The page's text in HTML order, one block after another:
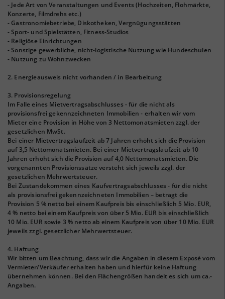
- Jede Art von Veranstaltungen und Events (Hochzeiten, Flohmärkte,
Konzerte, Filmdrehs etc.)
- Gastronomiebetriebe, Diskotheken, Vergnügungsstätten
- Sport- und Spielstätten, Fitness-Studios
- Religiöse Einrichtungen
- Sonstige gewerbliche, nicht-logistische Nutzung wie Hundeschulen
- Nutzung zu Wohnzwecken
2. Energieausweis nicht vorhanden / in Bearbeitung
3. Provisionsregelung
Im Falle eines Mietvertragsabschlusses - für die nicht als
provisionsfrei gekennzeichneten Immobilien - erhalten wir vom
Mieter eine Provision in Höhe von 3 Nettomonatsmieten zzgl. der
gesetzlichen MwSt.
Bei einer Mietvertragslaufzeit ab 7 Jahren erhöht sich die Provision
auf 3,5 Nettomonatsmieten. Bei einer Mietvertragslaufzeit ab 10
Jahren erhöht sich die Provision auf 4,0 Nettomonatsmieten. Die
vorgenannten Provisionssätze versteht sich jeweils zzgl. der
gesetzlichen Mehrwertsteuer.
Bei Zustandekommen eines Kaufvertragsabschlusses - für die nicht
als provisionsfrei gekennzeichneten Immobilien – betragt die
Provision 5 % netto bei einem Kaufpreis bis einschließlich 5 Mio. EUR,
4 % netto bei einem Kaufpreis von über 5 Mio. EUR bis einschließlich
10 Mio. EUR sowie 3 % netto ab einem Kaufpreis von über 10 Mio. EUR
jeweils zzgl. gesetzlicher Mehrwertsteuer.
4. Haftung
Wir bitten um Beachtung, dass wir die Angaben in diesem Exposé vom
Vermieter/Verkäufer erhalten haben und hierfür keine Haftung
übernehmen können. Bei den Flächengrößen handelt es sich um ca.-
Angaben.